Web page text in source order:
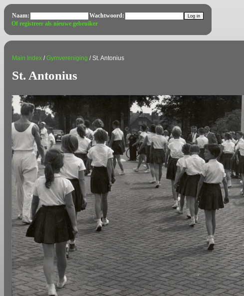
Naam:
Wachtwoord:
Of registreer als nieuwe gebruiker
Main Index /Gymvereniging / St. Antonius
St. Antonius